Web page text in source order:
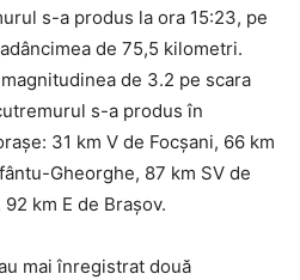
s-a produs la ora 15:23, pe
de 75,5 kilometri.
de 3.2 pe scara
s-a produs în
31 km V de Focșani, 66 km
Gheorghe, 87 km SV de
km E de Brașov.
mai înregistrat două